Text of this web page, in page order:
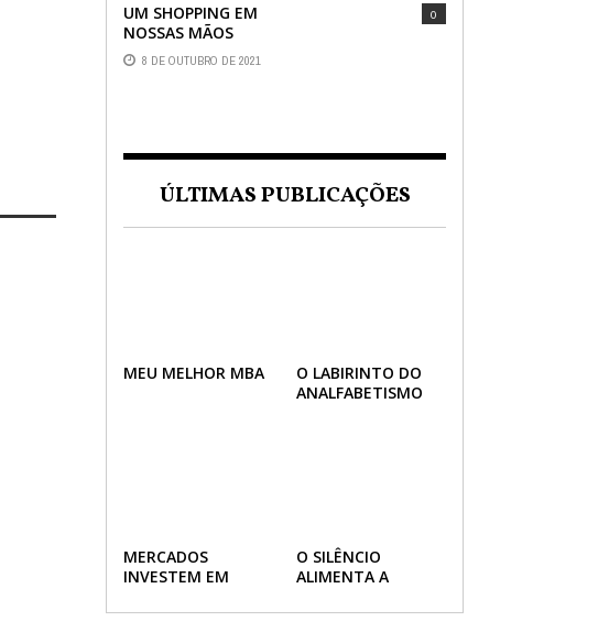
0
UM SHOPPING EM
NOSSAS MÃOS
8 DE OUTUBRO DE 2021
ÚLTIMAS PUBLICAÇÕES
MEU MELHOR MBA
O LABIRINTO DO
ANALFABETISMO
MERCADOS
INVESTEM EM
O SILÊNCIO
ALIMENTA A